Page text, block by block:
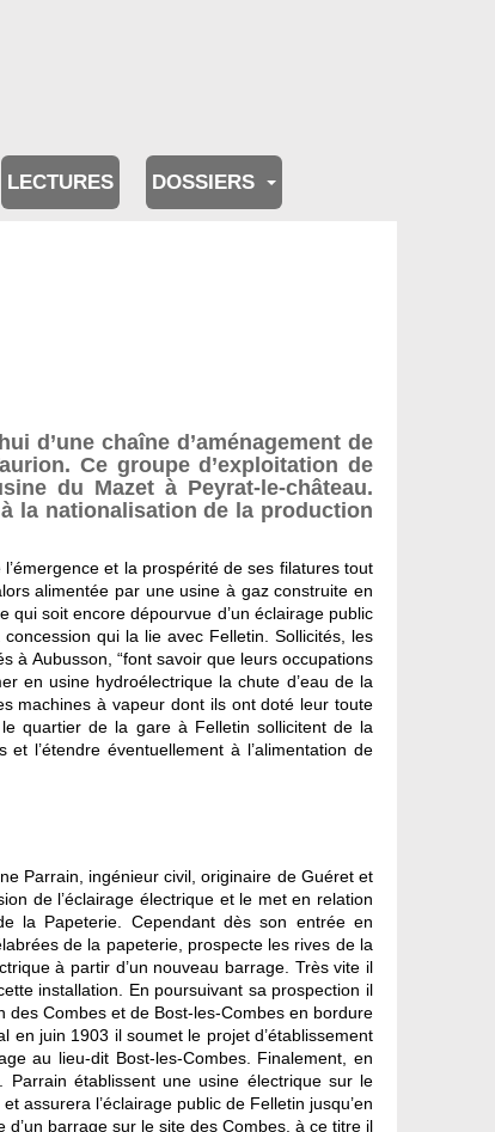
LECTURES DOSSIERS
d’une chaîne d’aménagement de
Ce groupe d’exploitation de
du Mazet à Peyrat-le-château.
la nationalisation de la production
et la prospérité de ses filatures tout
alimentée par une usine à gaz construite en
qui soit encore dépourvue d’un éclairage public
qui la lie avec Felletin. Sollicités, les
à Aubusson, “font savoir que leurs occupations
en usine hydroélectrique la chute d’eau de la
machines à vapeur dont ils ont doté leur toute
quartier de la gare à Felletin sollicitent de la
l’étendre éventuellement à l’alimentation de
Parrain, ingénieur civil, originaire de Guéret et
de l’éclairage électrique et le met en relation
la Papeterie. Cependant dès son entrée en
de la papeterie, prospecte les rives de la
à partir d’un nouveau barrage. Très vite il
installation. En poursuivant sa prospection il
Combes et de Bost-les-Combes en bordure
en juin 1903 il soumet le projet d’établissement
au lieu-dit Bost-les-Combes. Finalement, en
établissent une usine électrique sur le
assurera l’éclairage public de Felletin jusqu’en
barrage sur le site des Combes. à ce titre il